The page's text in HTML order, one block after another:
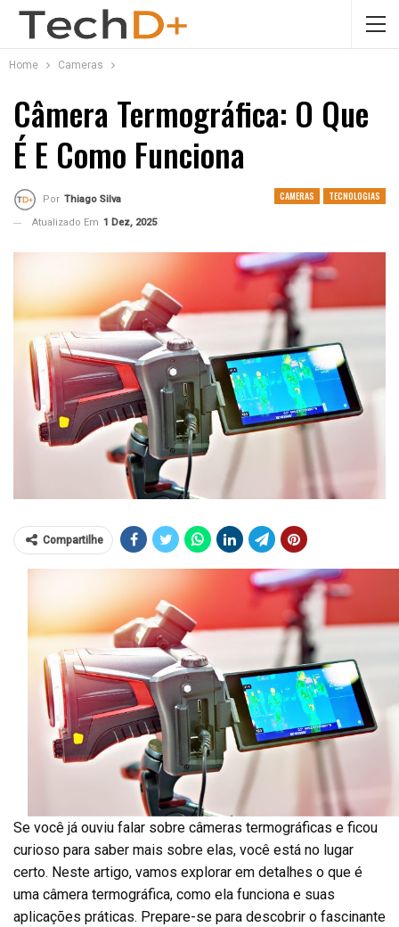
Home Cameras
Câmera Termográfica: O Que
É E Como Funciona
CAMERAS TECNOLOGIAS
Por Thiago Silva
Atualizado Em 1 Dez, 2025
Compartilhe
Se você já ouviu falar sobre câmeras termográficas e ficou
curioso para saber mais sobre elas, você está no lugar
certo. Neste artigo, vamos explorar em detalhes o que é
uma câmera termográfica, como ela funciona e suas
aplicações práticas. Prepare-se para descobrir o fascinante